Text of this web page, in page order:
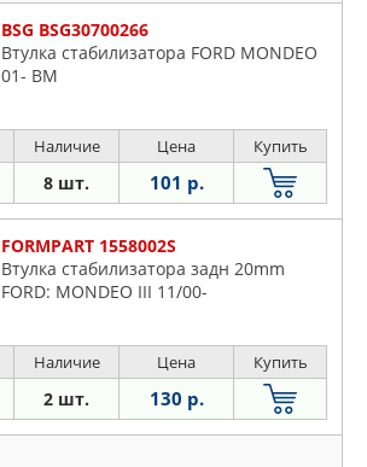
BSG BSG30700266
Втулка стабилизатора FORD MONDEO
01- BM
Наличие Цена Купить
8 шт. 101 р.
FORMPART 1558002S
Втулка стабилизатора задн 20mm
FORD: MONDEO III 11/00-
Наличие Цена Купить
2 шт. 130 р.